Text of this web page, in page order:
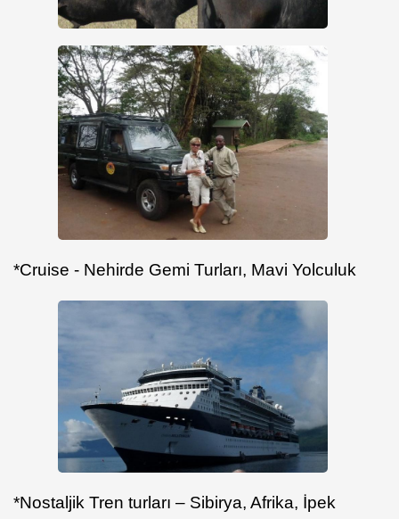
*Cruise - Nehirde Gemi Turları, Mavi Yolculuk
*Nostaljik Tren turları – Sibirya, Afrika, İpek